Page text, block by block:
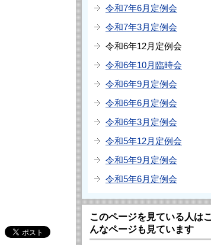
令和7年6月定例会
令和7年3月定例会
令和6年12月定例会
令和6年10月臨時会
令和6年9月定例会
令和6年6月定例会
令和6年3月定例会
令和5年12月定例会
令和5年9月定例会
令和5年6月定例会
このページを見ている人はこ
んなページも見ています